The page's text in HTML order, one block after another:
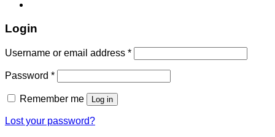
Login
Username or email address *
Password *
Remember me Log in
Lost your password?